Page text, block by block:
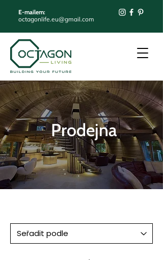
E-mailem:
octagonlife.eu@gmail.com
Prodejna